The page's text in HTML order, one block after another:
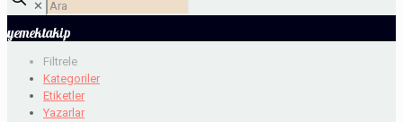
✕
yemektakip
Filtrele
Kategoriler
Etiketler
Yazarlar